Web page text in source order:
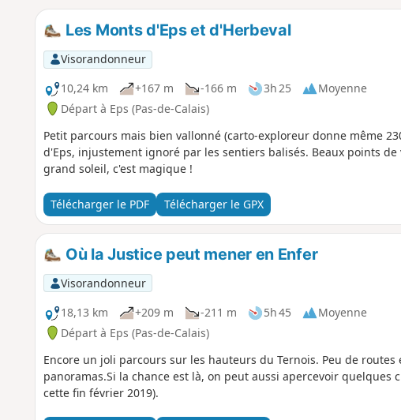
Les Monts d'Eps et d'Herbeval
Visorandonneur
10,24 km
+167 m -166 m 3h 25
Moyenne
Départ à Eps (Pas-de-Calais)
Petit parcours mais bien vallonné (carto-exploreur donne même
d'Eps, injustement ignoré par les sentiers balisés. Beaux points
grand soleil, c'est magique !
Télécharger le PDF Télécharger le GPX
Où la Justice peut mener en Enfer
Visorandonneur
18,13 km
+209 m -211 m 5h 45
Moyenne
Départ à Eps (Pas-de-Calais)
Encore un joli parcours sur les hauteurs du Ternois. Peu de
panoramas.Si la chance est là, on peut aussi apercevoir quelques
cette fin février 2019).